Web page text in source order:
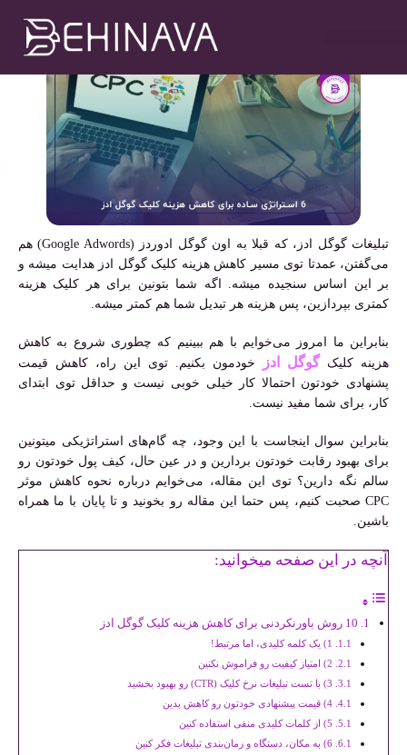
خرداد ۲۲, ۱۴۰۳ ۲:۰۰ ب٫ظ
تبلیغات گوگل ادز، که قبلا به اون گوگل ادوردز (Google Adwords) هم
می‌گفتن، عمدتا توی مسیر کاهش هزینه کلیک گوگل ادز هدایت میشه و
بر این اساس سنجیده میشه. اگه شما بتونین برای هر کلیک هزینه
کمتری بپردازین، پس هزینه هر تبدیل شما هم کمتر میشه.
بنابراین ما امروز می‌خوایم با هم ببینیم که چطوری شروع به کاهش
هزینه کلیک گوگل ادز
خودمون بکنیم. توی این راه، کاهش قیمت
پشنهادی خودتون احتمالا کار خیلی خوبی نیست و حداقل توی ابتدای
کار، برای شما مفید نیست.
بنابراین سوال اینجاست با این وجود، چه گام‌های استراتژیکی میتونین
برای بهبود رقابت خودتون بردارین و در عین حال، کیف پول خودتون رو
سالم نگه دارین؟ توی این مقاله، می‌خوایم درباره نحوه کاهش موثر
CPC صحبت کنیم، پس حتما این مقاله رو بخونید و تا پایان با ما همراه
باشین.
آنچه در این صفحه میخوانید:
10 روش باورنکردنی برای کاهش هزینه کلیک گوگل ادز
1) یک کلمه کلیدی، اما مرتبط!
2) امتیاز کیفیت رو فراموش نکنین
3) با تست تبلیغات نرخ کلیک (CTR) رو بهبود بخشید
4) قیمت پیشنهادی خودتون رو کاهش بدین
5) از کلمات کلیدی منفی استفاده کنین
6) به مکان، دستگاه و زمان‌بندی تبلیغات فکر کنین